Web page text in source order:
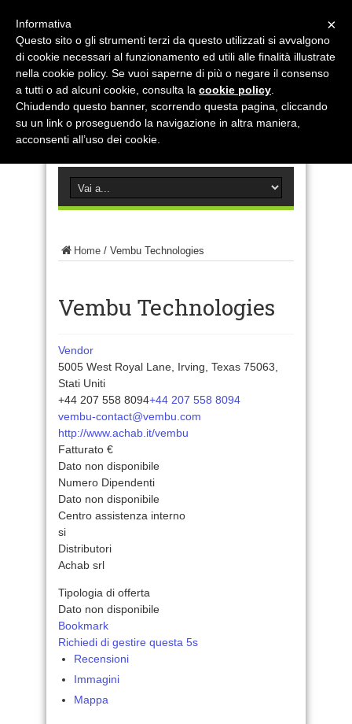
Home / Vembu Technologies
Vembu Technologies
Vendor
5005 West Royal Lane, Irving, Texas 75063,
Stati Uniti
+44 207 558 8094+44 207 558 8094
vembu-contact@vembu.com
http://www.achab.it/vembu
Fatturato €
Dato non disponibile
Numero Dipendenti
Dato non disponibile
Centro assistenza interno
si
Distributori
Achab srl
Tipologia di offerta
Dato non disponibile
Bookmark
Richiedi di gestire questa 5s
Recensioni
Immagini
Mappa
×
Informativa
Questo sito o gli strumenti terzi da questo utilizzati si avvalgono
di cookie necessari al funzionamento ed utili alle finalità illustrate
nella cookie policy. Se vuoi saperne di più o negare il consenso
a tutti o ad alcuni cookie, consulta la cookie policy
Chiudendo questo banner, scorrendo questa pagina, cliccando
su un link o proseguendo la navigazione in altra maniera,
acconsenti all’uso dei cookie.